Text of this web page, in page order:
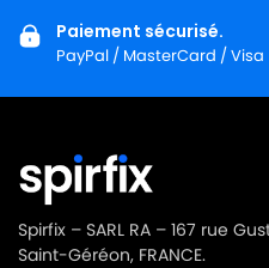
LG-
LG-
GOLDSTAR
LG-
GOLDSTAR
Paiement sécurisé.
PayPal / MasterCard / Visa
Spirfix – SARL RA – 167 rue
Saint-Géréon, FRANCE.